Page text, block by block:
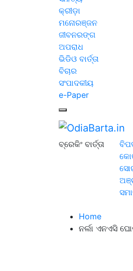
କ୍ରୀଡ଼ା
ମନୋରଞ୍ଜନ
ଜୀବନରଙ୍ଗ
ଅପରାଧ
ଭିଡିଓ ବାର୍ତ୍ତା
ବିଚାର
ସଂପାଦକୀୟ
e-Paper
ବ୍ରେକିଂ ବାର୍ତ୍ତା
Home
ନର୍ଲା ଏନଏସି